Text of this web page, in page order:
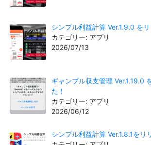
シンプル利益計算 Ver.1.9.0 を
カテゴリー: アプリ
2026/07/13
ギャンブル収支管理 Ver.1.19.0
た！
カテゴリー: アプリ
2026/06/12
シンプル利益計算 Ver.1.8.1をリ